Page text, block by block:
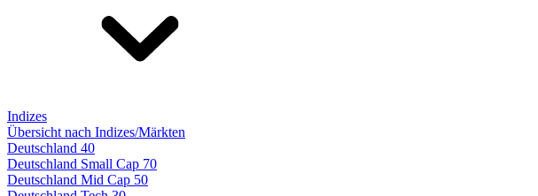
Indizes
Übersicht nach Indizes/Märkten
Deutschland 40
Deutschland Small Cap 70
Deutschland Mid Cap 50